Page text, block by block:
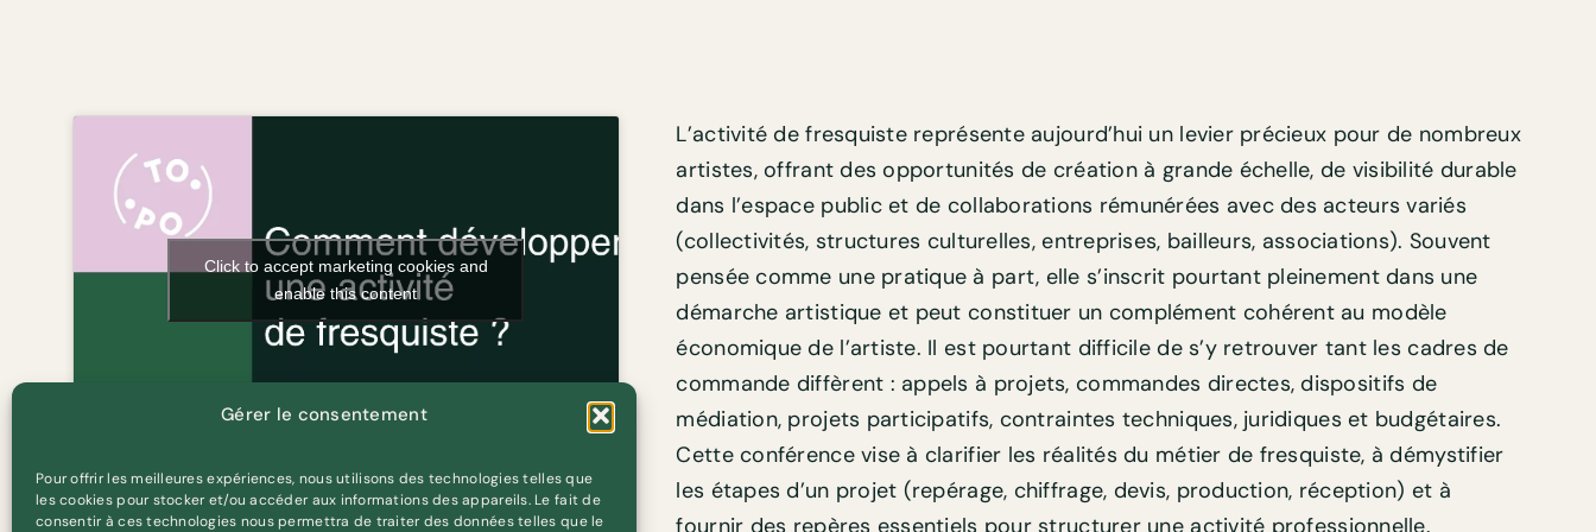
Gérer le consentement
Pour offrir les meilleures expériences, nous utilisons des technologies telles que
les cookies pour stocker et/ou accéder aux informations des appareils. Le fait de
consentir à ces technologies nous permettra de traiter des données telles que le
Click to accept marketing cookies and
enable this content
L’activité de fresquiste représente aujourd’hui un levier précieux pour de nombreux
artistes, offrant des opportunités de création à grande échelle, de visibilité durable
dans l’espace public et de collaborations rémunérées avec des acteurs variés
(collectivités, structures culturelles, entreprises, bailleurs, associations). Souvent
pensée comme une pratique à part, elle s’inscrit pourtant pleinement dans une
démarche artistique et peut constituer un complément cohérent au modèle
économique de l’artiste. Il est pourtant difficile de s’y retrouver tant les cadres de
commande diffèrent : appels à projets, commandes directes, dispositifs de
médiation, projets participatifs, contraintes techniques, juridiques et budgétaires.
Cette conférence vise à clarifier les réalités du métier de fresquiste, à démystifier
les étapes d’un projet (repérage, chiffrage, devis, production, réception) et à